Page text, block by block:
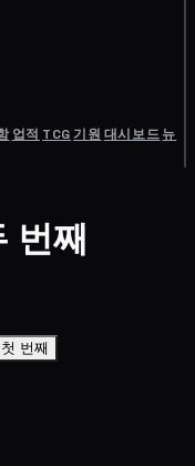
업적 TCG기원 대시보드뉴
번째
번째